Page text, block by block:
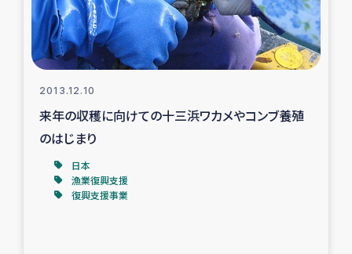
2013.12.10
来年の収穫に向けての十三浜ワカメやコンブ養殖
のはじまり
日本
漁業復興支援
復興支援事業